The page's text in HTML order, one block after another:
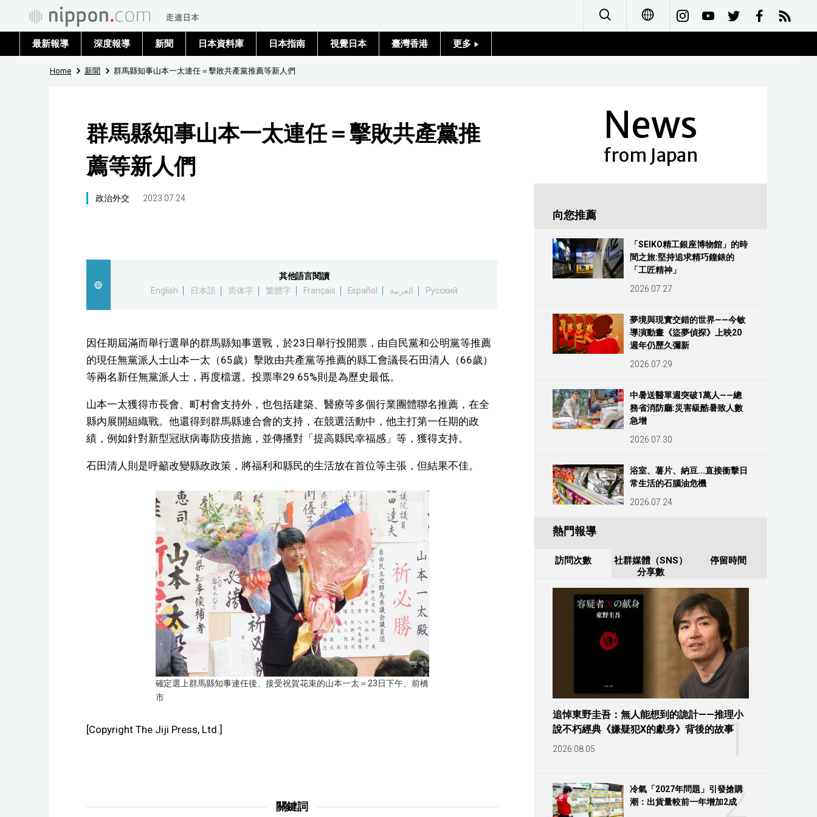
Français
最新報導 深度報導 新聞 日本資料庫 日本指南 視覺日本 臺灣香港 更多
政治外交
生活
東京
Home 新聞 群馬縣知事山本一太連任＝擊敗共產黨推薦等新人們
群馬縣知事山本一太連任＝擊敗共產黨推
薦等新人們
政治外交 2023.07.24
其他語言閱讀
English
日本語 简体字 繁體字 Français Español العربية Русский
因任期屆滿而舉行選舉的群馬縣知事選戰，於23日舉行投開票，由自民黨和公明黨等推薦
的現任無黨派人士山本一太（65歲）擊敗由共產黨等推薦的縣工會議長石田清人（66歲）
等兩名新任無黨派人士，再度檔選。投票率29.65%則是為歷史最低。
山本一太獲得市長會、町村會支持外，也包括建築、醫療等多個行業團體聯名推薦，在全
縣內展開組織戰。他還得到群馬縣連合會的支持，在競選活動中，他主打第一任期的政
績，例如針對新型冠狀病毒防疫措施，並傳播對「提高縣民幸福感」等，獲得支持。
石田清人則是呼籲改變縣政政策，將福利和縣民的生活放在首位等主張，但結果不佳。
確定選上群馬縣知事連任後、接受祝賀花束的山本一太＝23日下午、前橋
市
[Copyright The Jiji Press, Ltd.]
關鍵詞
News
from Japan
向您推薦
「SEIKO精工銀座博物館」的時
間之旅:堅持追求精巧鐘錶的
「工匠精神」
2026.07.27
夢境與現實交錯的世界——今敏
導演動畫《盜夢偵探》上映20
週年仍歷久彌新
2026.07.29
中暑送醫單週突破1萬人——總
務省消防廳:災害級酷暑致人數
急增
2026.07.30
浴室、薯片、納豆...直接衝擊日
常生活的石腦油危機
2026.07.24
熱門報導
訪問次數
社群媒體（SNS）
分享數
停留時間
1
追悼東野圭吾：無人能想到的詭計——推理小
說不朽經典《嫌疑犯X的獻身》背後的故事
2026.08.05
2
冷氣「2027年問題」引發搶購
潮：出貨量較前一年增加2成